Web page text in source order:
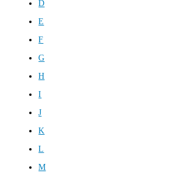
D
E
F
G
H
I
J
K
L
M